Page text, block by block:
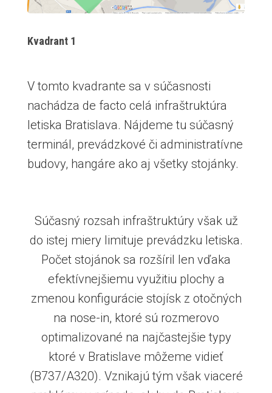
Kvadrant 1
V tomto kvadrante sa v súčasnosti
nachádza de facto celá infraštruktúra
letiska Bratislava. Nájdeme tu súčasný
terminál, prevádzkové či administratívne
budovy, hangáre ako aj všetky stojánky.
Súčasný rozsah infraštruktúry však už
do istej miery limituje prevádzku letiska.
Počet stojánok sa rozšíril len vďaka
efektívnejšiemu využitiu plochy a
zmenou konfigurácie stojísk z otočných
na nose-in, ktoré sú rozmerovo
optimalizované na najčastejšie typy
ktoré v Bratislave môžeme vidieť
(B737/A320). Vznikajú tým však viaceré